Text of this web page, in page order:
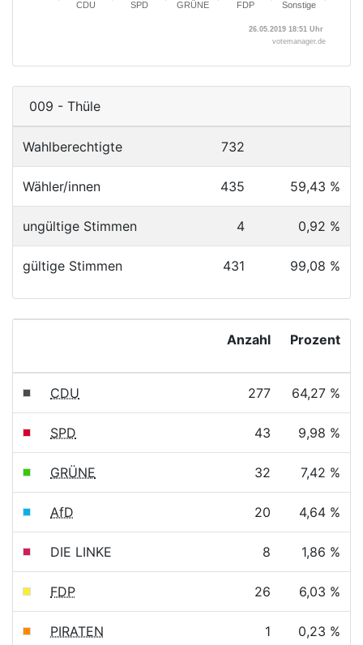
CDU SPD GRÜNE FDP Sonstige
26.05.2019 18:51 Uhr
votemanager.de
009 - Thüle
Wahlberechtigte 732
Wähler/innen 435 59,43 %
ungültige Stimmen 4 0,92 %
gültige Stimmen 431 99,08 %
Anzahl Prozent
CDU 277 64,27 %
SPD 43 9,98 %
GRÜNE 32 7,42 %
AfD 20 4,64 %
DIE LINKE 8 1,86 %
FDP 26 6,03 %
PIRATEN 1 0,23 %